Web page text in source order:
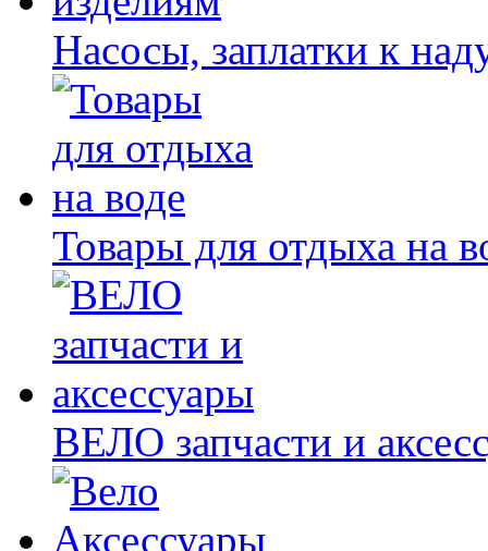
Насосы, заплатки к
Товары для отдыха на
ВЕЛО запчасти и